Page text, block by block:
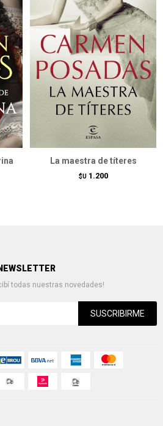
La maestra de títeres
$U 1.200
todas nuestras novedades!
SUSCRIBIRME